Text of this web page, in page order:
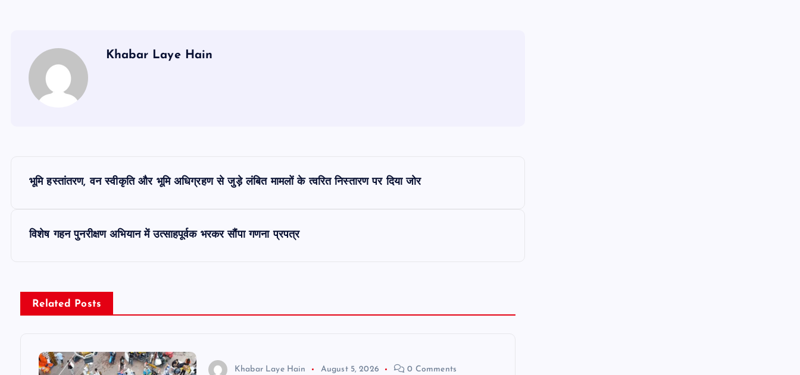
Khabar Laye Hain
भूमि हस्तांतरण, वन स्वीकृति और भूमि अधिग्रहण से जुड़े लंबित मामलों के त्वरित निस्तारण पर दिया जोर
विशेष गहन पुनरीक्षण अभियान में उत्साहपूर्वक भरकर सौंपा गणना प्रपत्र
Related Posts
Khabar Laye Hain August 5, 2026 0 Comments